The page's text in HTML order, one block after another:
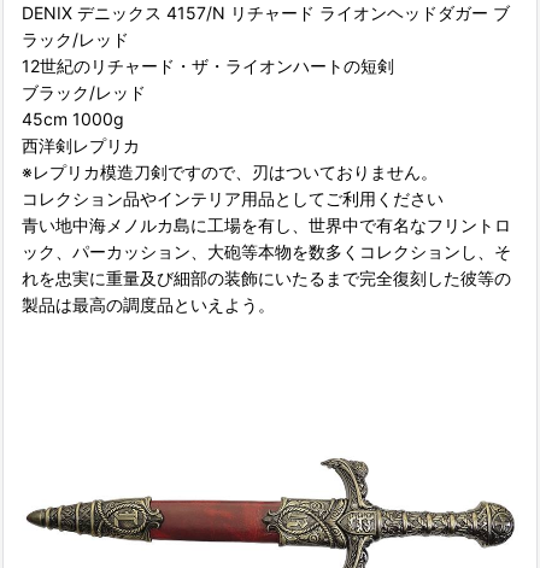
DENIX デニックス 4157/N リチャード ライオンヘッドダガー ブ
ラック/レッド
12世紀のリチャード・ザ・ライオンハートの短剣
ブラック/レッド
45cm 1000g
西洋剣レプリカ
※レプリカ模造刀剣ですので、刃はついておりません。
コレクション品やインテリア用品としてご利用ください
青い地中海メノルカ島に工場を有し、世界中で有名なフリントロ
ック、パーカッション、大砲等本物を数多くコレクションし、そ
れを忠実に重量及び細部の装飾にいたるまで完全復刻した彼等の
製品は最高の調度品といえよう。